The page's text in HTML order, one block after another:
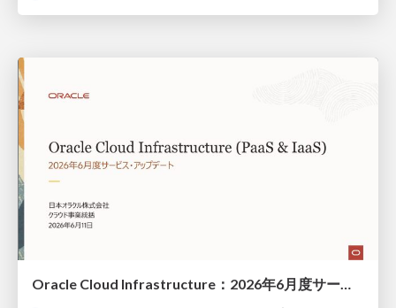
Oracle Cloud Infrastructure：2026年6月度サービス・アップデート